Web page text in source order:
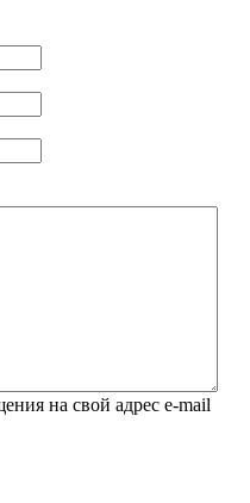
на свой адрес e-mail